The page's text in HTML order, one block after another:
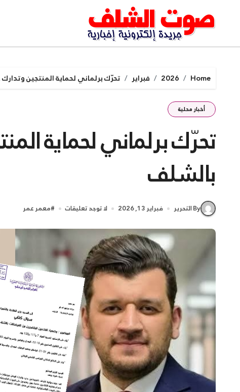
content
Home
2026 فبراير تحرّك برلماني لحماية المنتجين
أخبار محلية
تحرّك برلماني لحماية
بالشلف
By التحرير فبراير 13, 2026 لا توجد تعليقات #معمر عمر